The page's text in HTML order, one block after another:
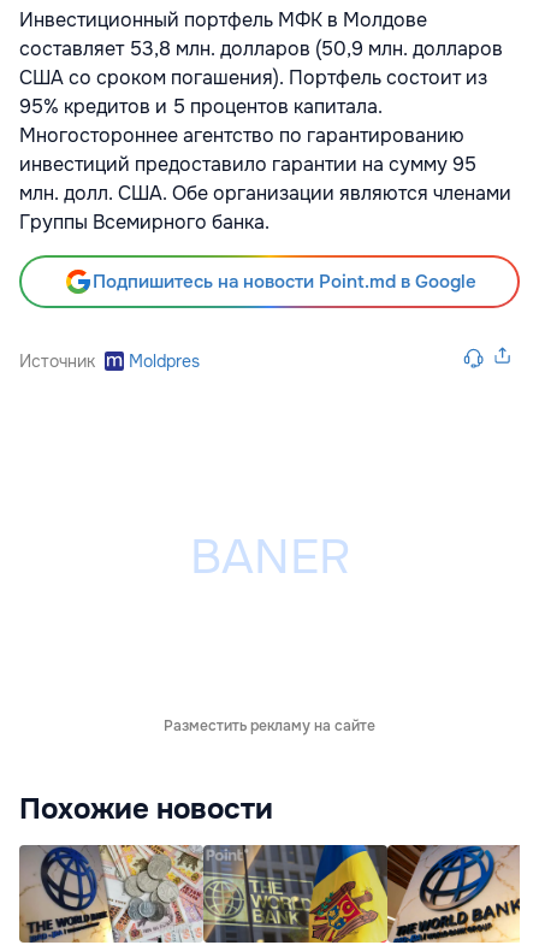
Инвестиционный портфель МФК в Молдове
составляет 53,8 млн. долларов (50,9 млн. долларов
США со сроком погашения). Портфель состоит из
95% кредитов и 5 процентов капитала.
Многостороннее агентство по гарантированию
инвестиций предоставило гарантии на сумму 95
млн. долл. США. Обе организации являются членами
Группы Всемирного банка.
Подпишитесь на новости Point.md в Google
Источник Moldpres
Разместить рекламу на сайте
Похожие новости